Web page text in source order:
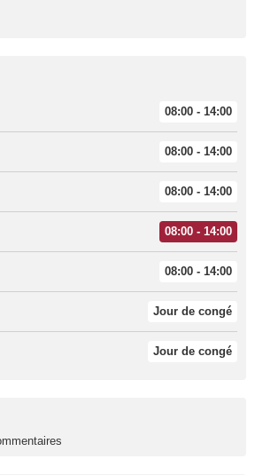
08:00 - 14:00
08:00 - 14:00
08:00 - 14:00
08:00 - 14:00
08:00 - 14:00
Jour de congé
Jour de congé